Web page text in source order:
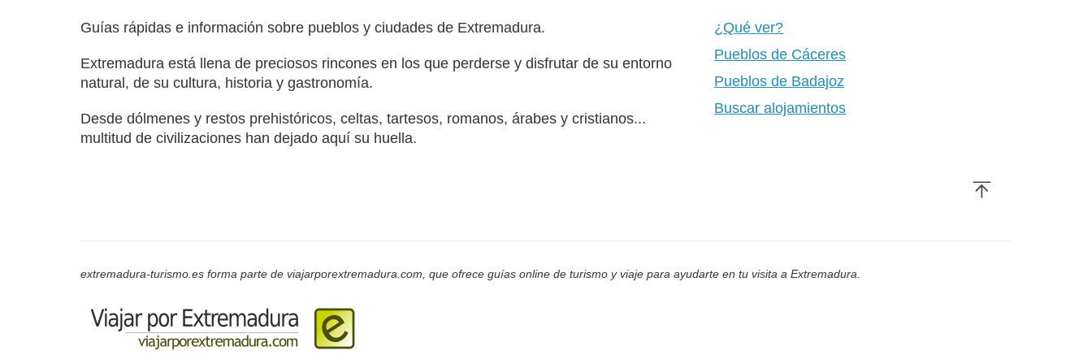
Guías rápidas e información sobre pueblos y ciudades de Extremadura.
Extremadura está llena de preciosos rincones en los que perderse y disfrutar de su entorno
natural, de su cultura, historia y gastronomía.
Desde dólmenes y restos prehistóricos, celtas, tartesos, romanos, árabes y cristianos...
multitud de civilizaciones han dejado aquí su huella.
¿Qué ver?
Pueblos de Cáceres
Pueblos de Badajoz
Buscar alojamientos
extremadura-turismo.es forma parte de viajarporextremadura.com, que ofrece guías online de turismo y viaje para ayudarte en tu visita a Extremadura.